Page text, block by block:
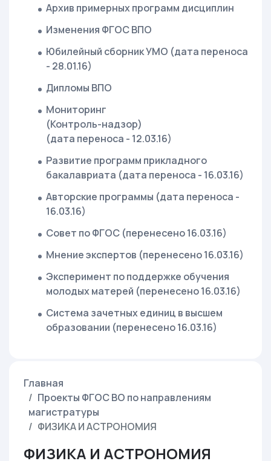
Архив примерных программ дисциплин
Изменения ФГОС ВПО
Юбилейный сборник УМО (дата переноса
- 28.01.16)
Дипломы ВПО
Мониторинг
(Контроль-надзор)
(дата переноса - 12.03.16)
Развитие программ прикладного
бакалавриата (дата переноса - 16.03.16)
Авторские программы (дата переноса -
16.03.16)
Совет по ФГОС (перенесено 16.03.16)
Мнение экспертов (перенесено 16.03.16)
Эксперимент по поддержке обучения
молодых матерей (перенесено 16.03.16)
Система зачетных единиц в высшем
образовании (перенесено 16.03.16)
Главная
Проекты ФГОС ВО по направлениям
магистратуры
ФИЗИКА И АСТРОНОМИЯ
ФИЗИКА И АСТРОНОМИЯ